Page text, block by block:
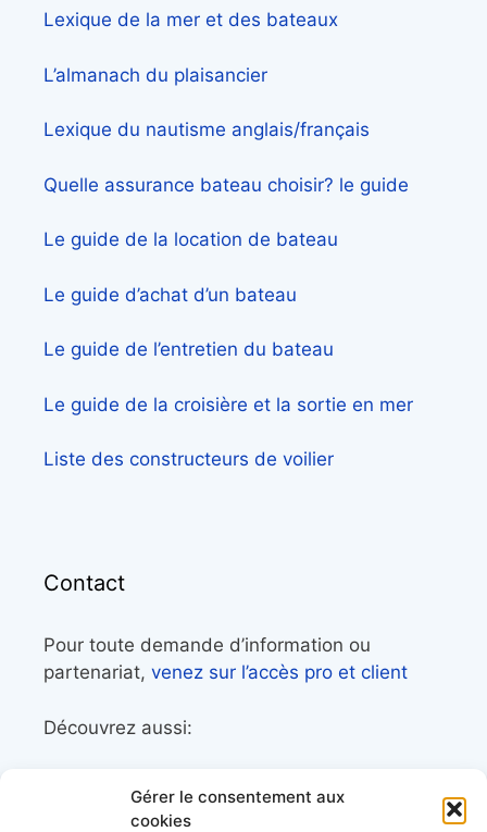
Gérer le consentement aux
cookies
Lexique de la mer et des bateaux
L’almanach du plaisancier
Lexique du nautisme anglais/français
Quelle assurance bateau choisir? le guide
Le guide de la location de bateau
Le guide d’achat d’un bateau
Le guide de l’entretien du bateau
Le guide de la croisière et la sortie en mer
Liste des constructeurs de voilier
Contact
Pour toute demande d’information ou
partenariat, venez sur l’accès pro et client
Découvrez aussi:
librairie maritime